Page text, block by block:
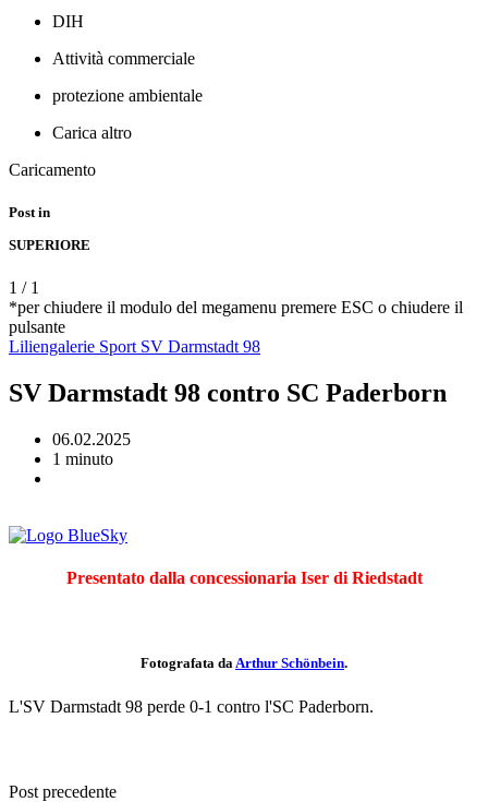
DIH
Attività commerciale
protezione ambientale
Carica altro
Caricamento
Post in
SUPERIORE
1 / 1
*per chiudere il modulo del megamenu premere ESC o chiudere il
pulsante
Liliengalerie Sport SV Darmstadt 98
SV Darmstadt 98 contro SC Paderborn
06.02.2025
1 minuto
Presentato dalla concessionaria Iser di Riedstadt
Fotografata daArthur Schönbein.
L'SV Darmstadt 98 perde 0-1 contro l'SC Paderborn.
Post precedente